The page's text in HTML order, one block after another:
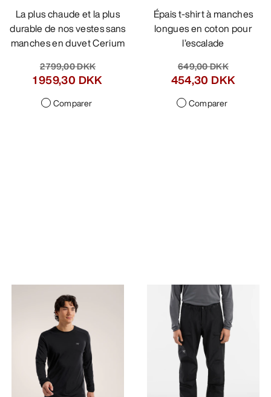
La plus chaude et la plus
durable de nos vestes sans
manches en duvet Cerium
2 799,00 DKK
1 959,30 DKK
Comparer
Épais t-shirt à manches
longues en coton pour
l’escalade
649,00 DKK
454,30 DKK
Comparer